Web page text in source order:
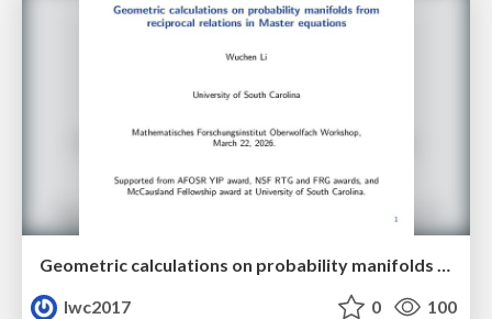
Geometric calculations on probability manifolds from reciprocal relations in Master equations
lwc2017
0 100